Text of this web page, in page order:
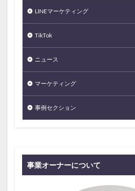
LINEマーケティング
TikTok
ニュース
マーケティング
事例セクション
事業オーナーについて